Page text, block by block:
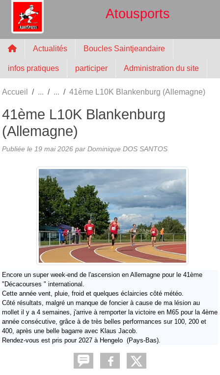
Atousports
Actualités Boucles Saintjeandaire
infos pratiques participer Administration du site
Accueil 41ème L10K Blankenburg (Allemagne)
41ème L10K Blankenburg
(Allemagne)
Publiée le 19 mai 2026 par Dominique DOS SANTOS
Encore un super week-end de l'ascension en Allemagne pour le 41ème
"Décacourses " international.
Cette année vent, pluie, froid et quelques éclaircies côté météo.
Côté résultats, malgré un manque de foncier à cause de ma lésion au
mollet il y a 4 semaines, j'arrive à remporter la victoire en M65 pour la 4ème
année consécutive, grâce à de très belles performances sur 100, 200 et
400, après une belle bagarre avec Klaus Jacob.
Rendez-vous est pris pour 2027 à Hengelo (Pays-Bas).
Panneau de gestion des cookies